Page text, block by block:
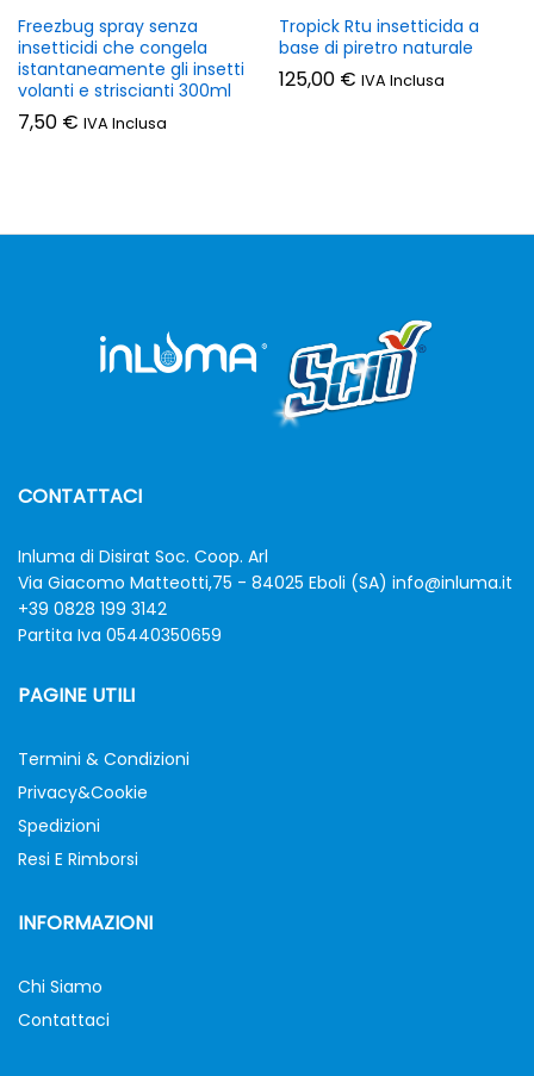
Freezbug spray senza
insetticidi che congela
istantaneamente gli insetti
volanti e striscianti 300ml
7,50 € IVA Inclusa
Tropick Rtu insetticida a
base di piretro naturale
125,00 € IVA Inclusa
CONTATTACI
Inluma di Disirat Soc. Coop. Arl
Via Giacomo Matteotti,75 - 84025 Eboli (SA) info@inluma.it
+39 0828 199 3142
Partita Iva 05440350659
PAGINE UTILI
Termini & Condizioni
Privacy&Cookie
Spedizioni
Resi E Rimborsi
INFORMAZIONI
Chi Siamo
Contattaci